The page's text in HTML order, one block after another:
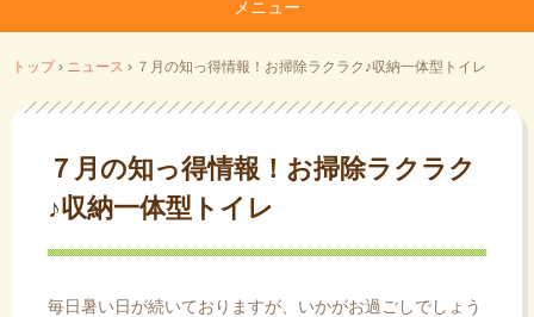
メニュー
ン
テ
トップ › ニュース › ７月の知っ得情報！お掃除ラクラク♪収納一体型トイレ
７月の知っ得情報！お掃除ラクラク
♪収納一体型トイレ
毎日暑い日が続いておりますが、いかがお過ごしでしょう